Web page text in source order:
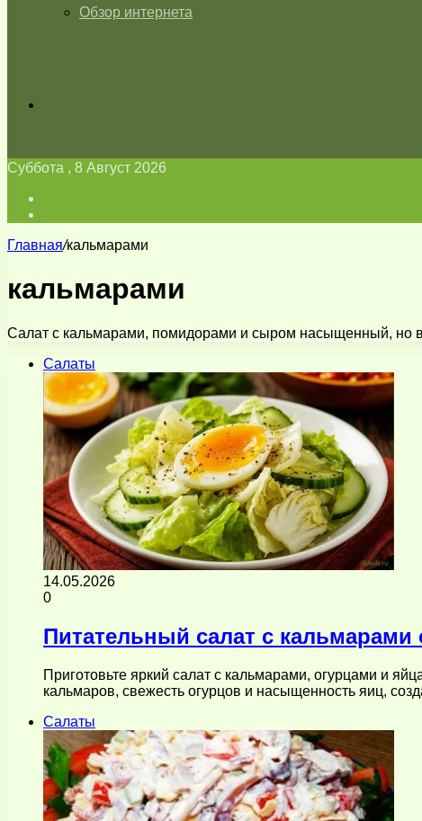
Обзор интернета
Суббота , 8 Август 2026
Главная/кальмарами
кальмарами
Салат с кальмарами, помидорами и сыром насыщенный, но
Салаты
14.05.2026
0
Питательный салат с
Приготовьте яркий салат с кальмарами, огурцами и
кальмаров, свежесть огурцов и насыщенность яиц,
Салаты